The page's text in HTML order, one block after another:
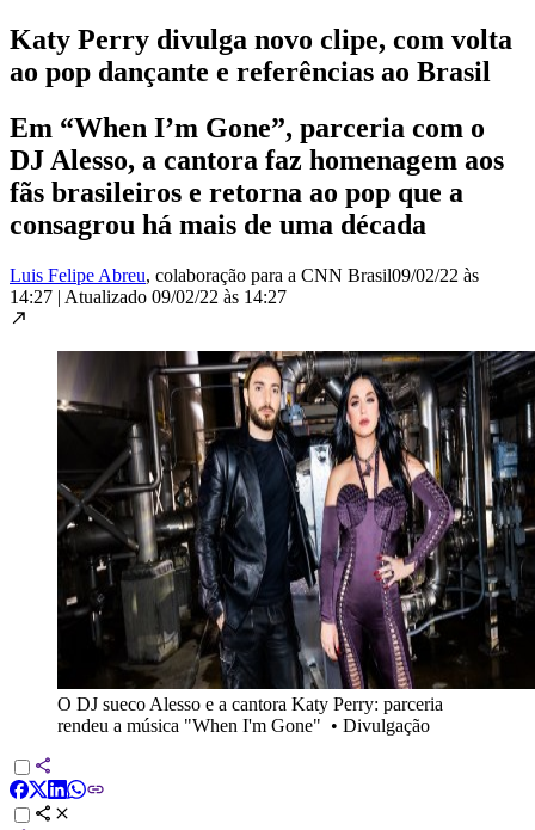
Katy Perry divulga novo clipe, com volta
ao pop dançante e referências ao Brasil
Em “When I’m Gone”, parceria com o
DJ Alesso, a cantora faz homenagem aos
fãs brasileiros e retorna ao pop que a
consagrou há mais de uma década
Luis Felipe Abreu, colaboração para a CNN Brasil09/02/22 às
14:27 | Atualizado 09/02/22 às 14:27
O DJ sueco Alesso e a cantora Katy Perry: parceria
rendeu a música "When I'm Gone" • Divulgação